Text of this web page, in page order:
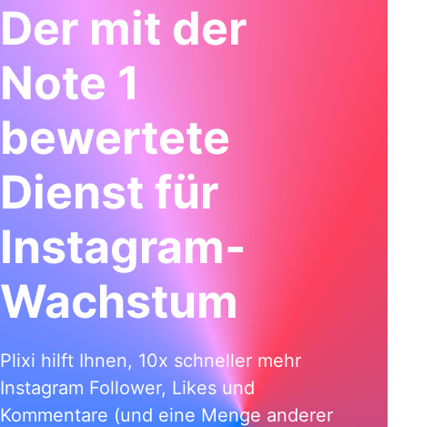
Der mit der
Note 1
bewertete
Dienst für
Instagram-
Wachstum
Plixi hilft Ihnen, 10x schneller mehr
Instagram Follower, Likes und
Kommentare (und eine Menge anderer